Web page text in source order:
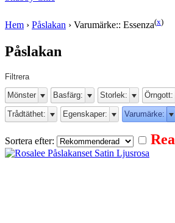
Hem › Påslakan › Varumärke:: Essenza(x)
Påslakan
Filtrera
Mönster
Basfärg: Storlek: Örngott:
Trådtäthet: Egenskaper: Varumärke:
Sortera efter: Rea